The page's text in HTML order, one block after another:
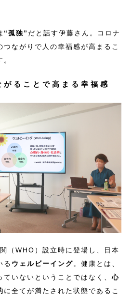
“孤独” だと話す伊藤さん。コロナ
ながりで人の幸福感が高まるこ
ることで高まる幸福感
（WHO）設立時に登場し、日本
る ウェルビーイング。健康とは、
ていないということではなく、心
に全てが満たされた状態であるこ